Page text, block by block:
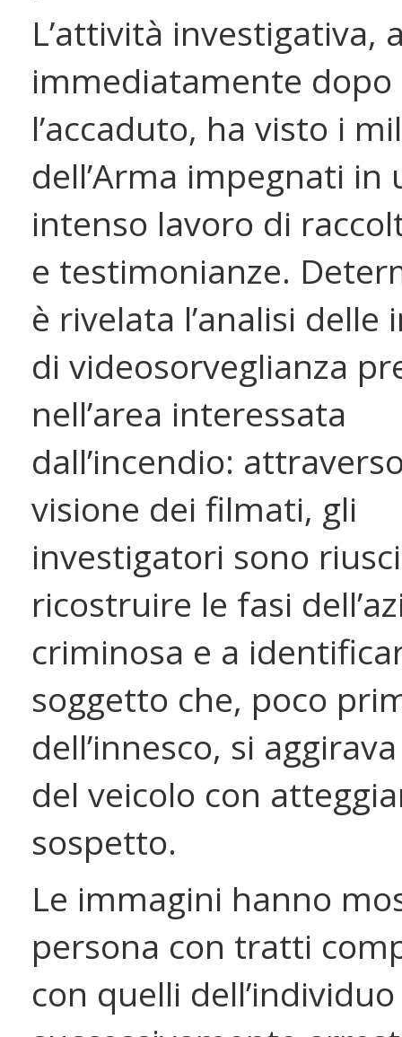
L’attività investigativa,
immediatamente dopo
l’accaduto, ha visto i
dell’Arma impegnati in
intenso lavoro di
e testimonianze.
è rivelata l’analisi delle
di videosorveglianza
nell’area interessata
dall’incendio:
visione dei filmati, gli
investigatori sono
ricostruire le fasi
criminosa e a
soggetto che, poco
dell’innesco, si
del veicolo con
sospetto.
Le immagini hanno
persona con tratti
con quelli dell’individuo